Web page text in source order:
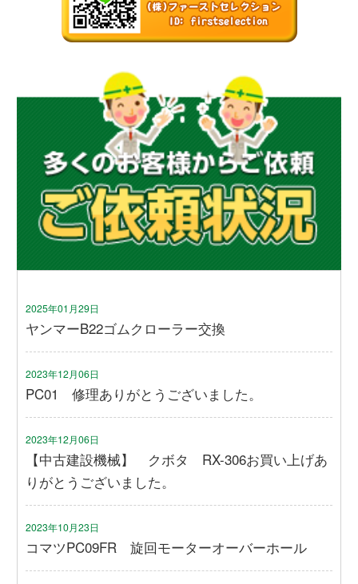
2025年01月29日
ヤンマーB22ゴムクローラー交換
2023年12月06日
PC01 修理ありがとうございました。
2023年12月06日
【中古建設機械】 クボタ RX-306お買い上げあ
りがとうございました。
2023年10月23日
コマツPC09FR 旋回モーターオーバーホール